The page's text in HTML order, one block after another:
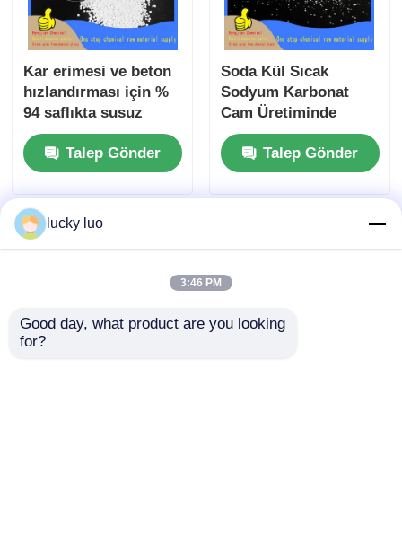
Kar erimesi ve beton
hızlandırması için %
94 saflıkta susuz
kalsiyum klorür
Talep Gönder
Soda Kül Sıcak
Sodyum Karbonat
Cam Üretiminde
Yüksek Toplu
yoğunluk ve Düşük
Toz İçeriği ile %99,2
Saflık
Talep Gönder
lucky luo
3:46 PM
Good day, what product are you looking
for?